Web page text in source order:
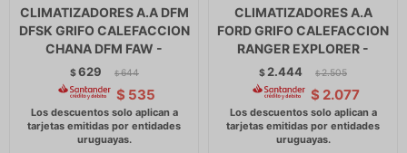
CLIMATIZADORES A.A DFM
DFSK GRIFO CALEFACCION
CHANA DFM FAW -
$629 $ 644
$ 535
CLIMATIZADORES A.A
FORD GRIFO CALEFACCION
RANGER EXPLORER -
$ 2.444 $ 2.505
$ 2.077